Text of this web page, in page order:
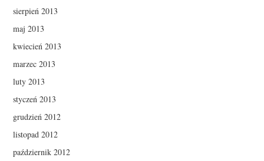
sierpień 2013
maj 2013
kwiecień 2013
marzec 2013
luty 2013
styczeń 2013
grudzień 2012
listopad 2012
październik 2012